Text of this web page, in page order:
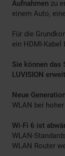
Aufnahmen zu
einem Auto,
Für die
ein HDMI-
Sie können das
LUVISION
Neue Generation
WLAN bei
Wi-Fi 6 ist
WLAN-
WLAN Router